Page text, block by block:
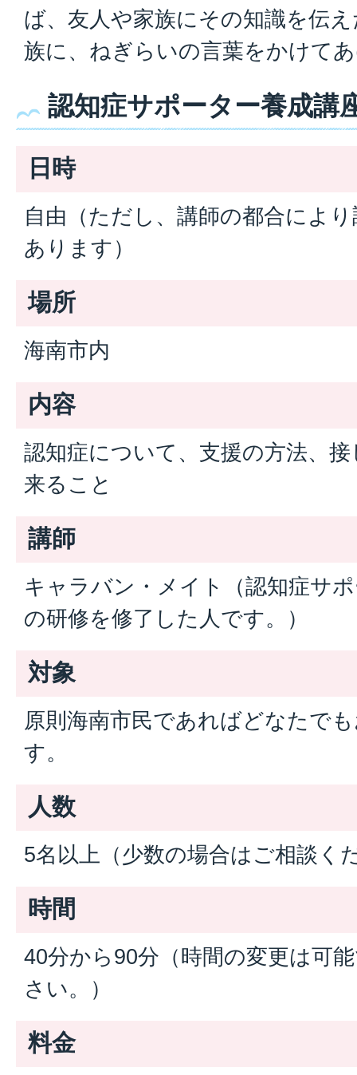
ば、友人や家族にその知識を伝
族に、ねぎらいの言葉をかけて
認知症サポーター養成講
日時
自由（ただし、講師の都合によ
あります）
場所
海南市内
内容
認知症について、支援の方法、
来ること
講師
キャラバン・メイト（認知症サ
の研修を修了した人です。）
対象
原則海南市民であればどなたで
す。
人数
5名以上（少数の場合はご相談く
時間
40分から90分（時間の変更は可
さい。）
料金